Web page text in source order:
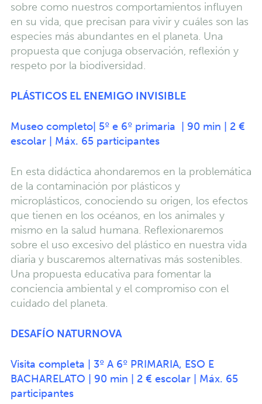
sobre como nuestros comportamientos influyen
en su vida, que precisan para vivir y cuáles son las
especies más abundantes en el planeta. Una
propuesta que conjuga observación, reflexión y
respeto por la biodiversidad.
PLÁSTICOS EL ENEMIGO INVISIBLE
Museo completo| 5º e 6º primaria | 90 min | 2 €
escolar | Máx. 65 participantes
En esta didáctica ahondaremos en la problemática
de la contaminación por plásticos y
microplásticos, conociendo su origen, los efectos
que tienen en los océanos, en los animales y
mismo en la salud humana. Reflexionaremos
sobre el uso excesivo del plástico en nuestra vida
diaria y buscaremos alternativas más sostenibles.
Una propuesta educativa para fomentar la
conciencia ambiental y el compromiso con el
cuidado del planeta.
DESAFÍO NATURNOVA
Visita completa | 3º A 6º PRIMARIA, ESO E
BACHARELATO | 90 min | 2 € escolar | Máx. 65
participantes